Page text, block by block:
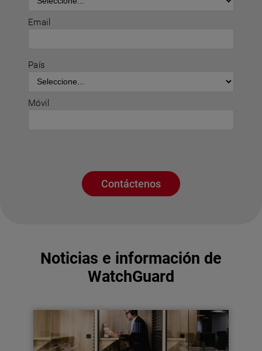
Email
País
Móvil
Contáctenos
Noticias e información de
WatchGuard